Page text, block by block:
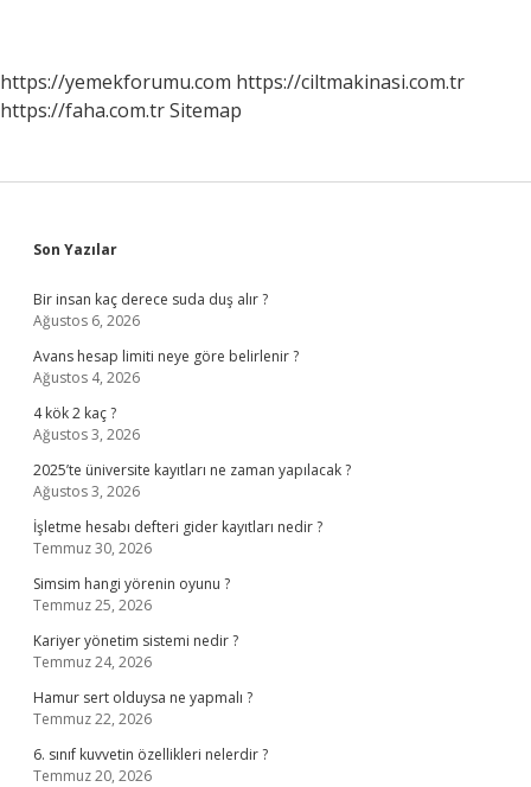
https://yemekforumu.com https://ciltmakinasi.com.tr
https://faha.com.trSitemap
Sidebar
Son Yazılar
Bir insan kaç derece suda duş alır ?
Ağustos 6, 2026
Avans hesap limiti neye göre belirlenir ?
Ağustos 4, 2026
4 kök 2 kaç ?
Ağustos 3, 2026
2025’te üniversite kayıtları ne zaman yapılacak ?
Ağustos 3, 2026
İşletme hesabı defteri gider kayıtları nedir ?
Temmuz 30, 2026
Simsim hangi yörenin oyunu ?
Temmuz 25, 2026
Kariyer yönetim sistemi nedir ?
Temmuz 24, 2026
Hamur sert olduysa ne yapmalı ?
Temmuz 22, 2026
6. sınıf kuvvetin özellikleri nelerdir ?
Temmuz 20, 2026